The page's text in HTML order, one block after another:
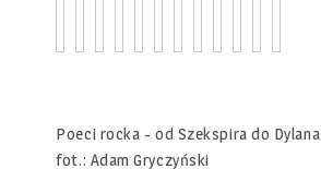
Poeci rocka - od Szekspira do Dylana
fot.: Adam Gryczyński